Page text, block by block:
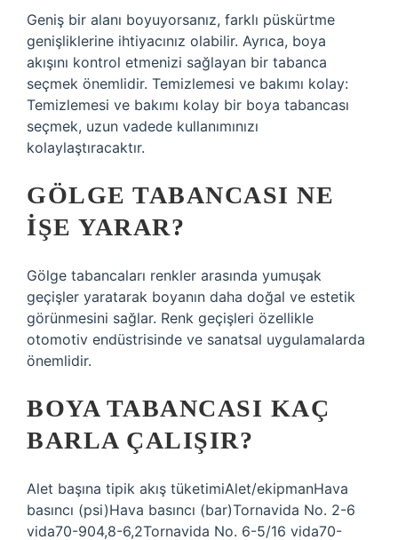
Geniş bir alanı boyuyorsanız, farklı püskürtme
genişliklerine ihtiyacınız olabilir. Ayrıca, boya
akışını kontrol etmenizi sağlayan bir tabanca
seçmek önemlidir. Temizlemesi ve bakımı kolay:
Temizlemesi ve bakımı kolay bir boya tabancası
seçmek, uzun vadede kullanımınızı
kolaylaştıracaktır.
GÖLGE TABANCASI NE
IŞE YARAR?
Gölge tabancaları renkler arasında yumuşak
geçişler yaratarak boyanın daha doğal ve estetik
görünmesini sağlar. Renk geçişleri özellikle
otomotiv endüstrisinde ve sanatsal uygulamalarda
önemlidir.
BOYA TABANCASI KAÇ
BARLA ÇALIŞIR?
Alet başına tipik akış tüketimiAlet/ekipmanHava
basıncı (psi)Hava basıncı (bar)Tornavida No. 2-6
vida70-904,8-6,2Tornavida No. 6-5/16 vida70-